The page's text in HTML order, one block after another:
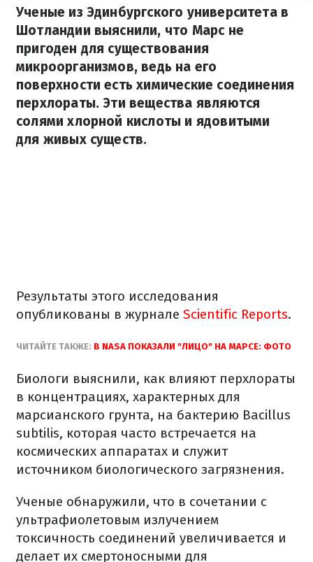
Ученые из Эдинбургского университета в
Шотландии выяснили, что Марс не
пригоден для существования
микроорганизмов, ведь на его
поверхности есть химические соединения
перхлораты. Эти вещества являются
солями хлорной кислоты и ядовитыми
для живых существ.
Результаты этого исследования
опубликованы в журнале Scientific Reports.
ЧИТАЙТЕ ТАКЖЕ: В NASA ПОКАЗАЛИ "ЛИЦО" НА МАРСЕ: ФОТО
Биологи выяснили, как влияют перхлораты
в концентрациях, характерных для
марсианского грунта, на бактерию Bacillus
subtilis, которая часто встречается на
космических аппаратах и служит
источником биологического загрязнения.
Ученые обнаружили, что в сочетании с
ультрафиолетовым излучением
токсичность соединений увеличивается и
делает их смертоносными для